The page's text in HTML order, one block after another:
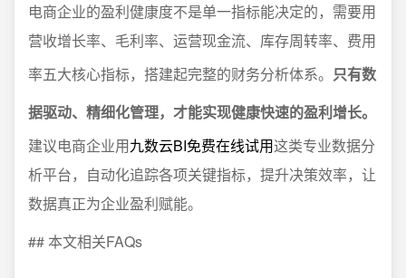
电商企业的盈利健康度不是单一指标能决定的，需要用
营收增长率、毛利率、运营现金流、库存周转率、费用
率五大核心指标，搭建起完整的财务分析体系。 只有数
据驱动、精细化管理，才能实现健康快速的盈利增长。
建议电商企业用九数云BI免费在线试用这类专业数据分
析平台，自动化追踪各项关键指标，提升决策效率，让
数据真正为企业盈利赋能。
## 本文相关FAQs